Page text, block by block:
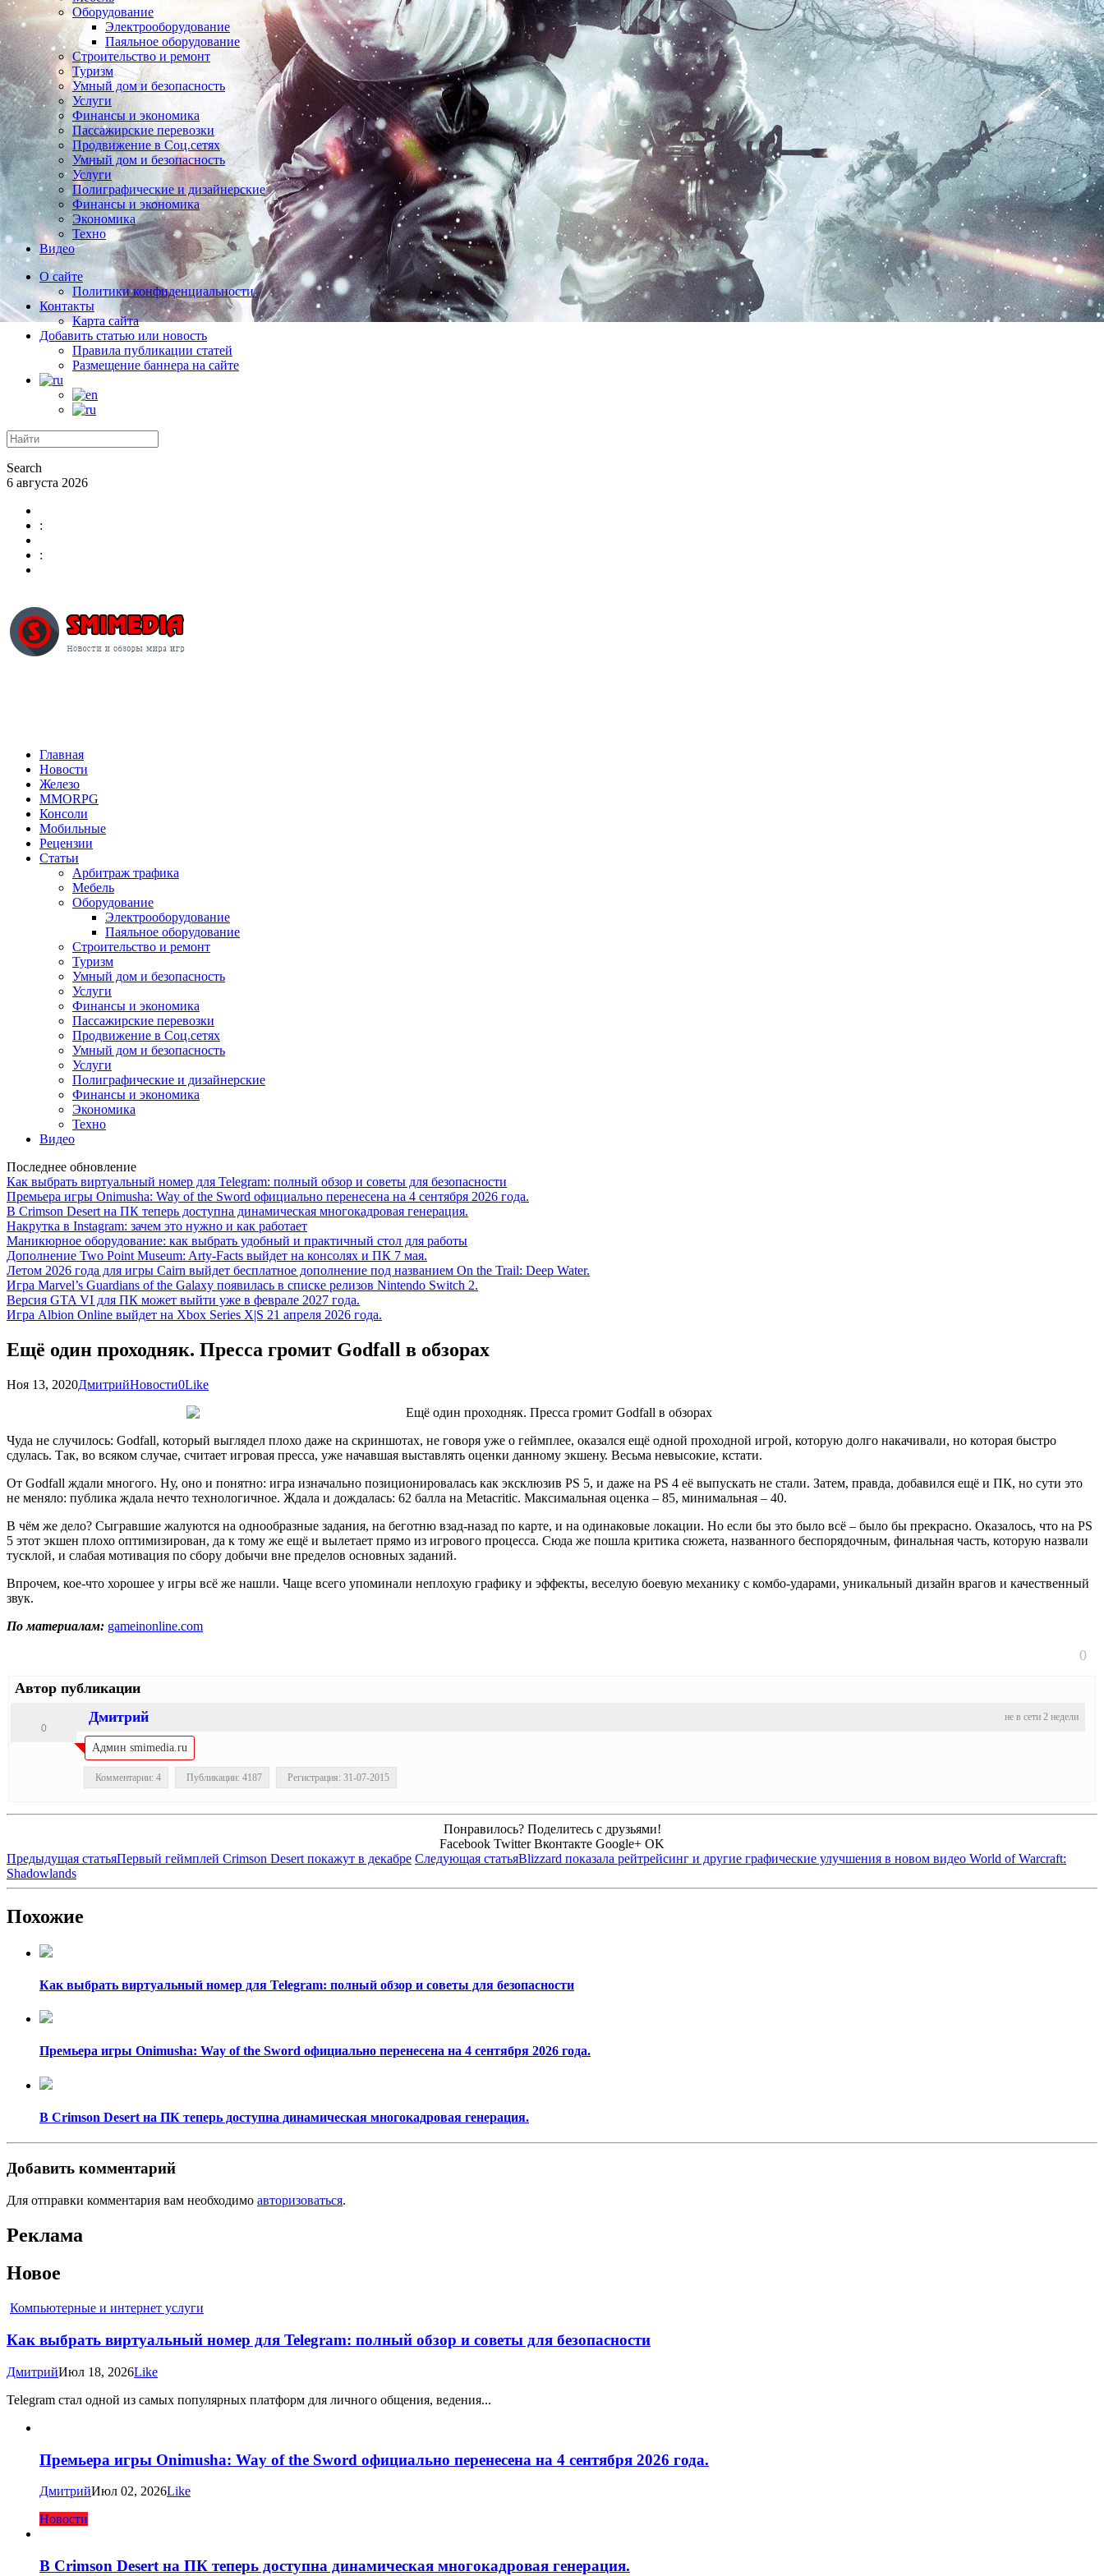
Оборудование
Электрооборудование
Паяльное оборудование
Строительство и ремонт
Туризм
Умный дом и безопасность
Услуги
Финансы и экономика
Пассажирские перевозки
Продвижение в Соц.сетях
Умный дом и безопасность
Услуги
Полиграфические и дизайнерские
Финансы и экономика
Экономика
Техно
Видео
О сайте
Политики конфиденциальности
Контакты
Карта сайта
Добавить статью или новость
Правила публикации статей
Размещение баннера на сайте
Search
6 августа 2026
:
:
Главная
Новости
Железо
MMORPG
Консоли
Мобильные
Рецензии
Статьи
Арбитраж трафика
Мебель
Оборудование
Электрооборудование
Паяльное оборудование
Строительство и ремонт
Туризм
Умный дом и безопасность
Услуги
Финансы и экономика
Пассажирские перевозки
Продвижение в Соц.сетях
Умный дом и безопасность
Услуги
Полиграфические и дизайнерские
Финансы и экономика
Экономика
Техно
Видео
Последнее обновление
Как выбрать виртуальный номер для Telegram: полный обзор и советы для безопасности
Премьера игры Onimusha: Way of the Sword официально перенесена на 4 сентября 2026 года.
В Crimson Desert на ПК теперь доступна динамическая многокадровая генерация.
Накрутка в Instagram: зачем это нужно и как работает
Маникюрное оборудование: как выбрать удобный и практичный стол для работы
Дополнение Two Point Museum: Arty-Facts выйдет на консолях и ПК 7 мая.
Летом 2026 года для игры Cairn выйдет бесплатное дополнение под названием On the Trail: Deep Water.
Игра Marvel’s Guardians of the Galaxy появилась в списке релизов Nintendo Switch 2.
Версия GTA VI для ПК может выйти уже в феврале 2027 года.
Игра Albion Online выйдет на Xbox Series X|S 21 апреля 2026 года.
Ещё один проходняк. Пресса громит Godfall в обзорах
Ноя 13, 2020ДмитрийНовости0Like
Чуда не случилось: Godfall, который выглядел плохо даже на скриншотах, не говоря уже о геймплее, оказался ещё одной проходной игрой, которую долго накачивали, но которая быстро
сдулась. Так, во всяком случае, считает игровая пресса, уже начавшая выставлять оценки данному экшену. Весьма невысокие, кстати.
От Godfall ждали многого. Ну, оно и понятно: игра изначально позиционировалась как эксклюзив PS 5, и даже на PS 4 её выпускать не стали. Затем, правда, добавился ещё и ПК, но сути это
не меняло: публика ждала нечто технологичное. Ждала и дождалась: 62 балла на Metacritic. Максимальная оценка – 85, минимальная – 40.
В чём же дело? Сыгравшие жалуются на однообразные задания, на беготню взад-назад по карте, и на одинаковые локации. Но если бы это было всё – было бы прекрасно. Оказалось, что на PS
5 этот экшен плохо оптимизирован, да к тому же ещё и вылетает прямо из игрового процесса. Сюда же пошла критика сюжета, названного беспорядочным, финальная часть, которую назвали
тусклой, и слабая мотивация по сбору добычи вне пределов основных заданий.
Впрочем, кое-что хорошее у игры всё же нашли. Чаще всего упоминали неплохую графику и эффекты, веселую боевую механику с комбо-ударами, уникальный дизайн врагов и качественный
звук.
По материалам: gameinonline.com
0
Автор публикации
не в сети 2 недели
Дмитрий
0
Админ smimedia.ru
Комментарии: 4 Публикации: 4187 Регистрация: 31-07-2015
Понравилось? Поделитесь с друзьями!
Facebook Twitter Вконтакте Google+ OK
Предыдущая статьяПервый геймплей Crimson Desert покажут в декабре Следующая статьяBlizzard показала рейтрейсинг и другие графические улучшения в новом видео World of Warcraft:
Shadowlands
Похожие
Как выбрать виртуальный номер для Telegram: полный обзор и советы для безопасности
Премьера игры Onimusha: Way of the Sword официально перенесена на 4 сентября 2026 года.
В Crimson Desert на ПК теперь доступна динамическая многокадровая генерация.
Добавить комментарий
Для отправки комментария вам необходимо авторизоваться.
Реклама
Новое
Компьютерные и интернет услуги
Как выбрать виртуальный номер для Telegram: полный обзор и советы для безопасности
ДмитрийИюл 18, 2026Like
Telegram стал одной из самых популярных платформ для личного общения, ведения...
Премьера игры Onimusha: Way of the Sword официально перенесена на 4 сентября 2026 года.
ДмитрийИюл 02, 2026Like
Новости
В Crimson Desert на ПК теперь доступна динамическая многокадровая генерация.